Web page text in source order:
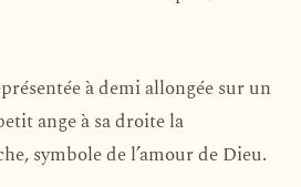
à demi allongée sur un
ange à sa droite la
symbole de l’amour de Dieu.